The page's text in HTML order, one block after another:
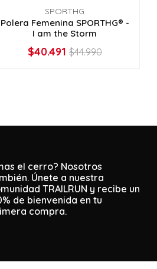
SPORTHG
Polera Femenina SPORTHG® -
I am the Storm
VER OPCIONES
$40.491 $44.990
el cerro? Nosotros
Únete a nuestra
TRAILRUN y recibe un
de bienvenida en tu
compra.